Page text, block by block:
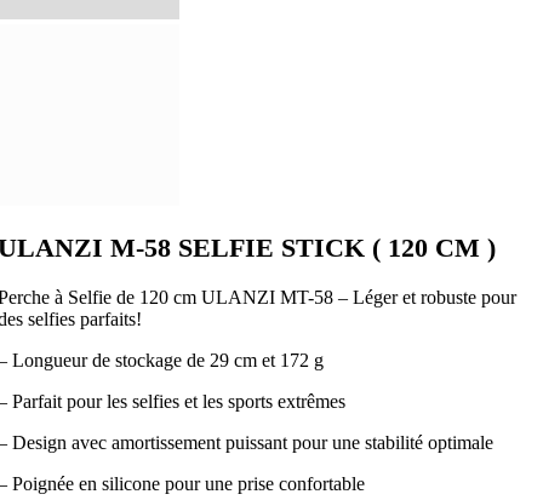
M-58 SELFIE STICK ( 120 CM )
à Selfie de 120 cm ULANZI MT-58 – Léger et robuste pour
selfies parfaits!
Longueur de stockage de 29 cm et 172 g
Parfait pour les selfies et les sports extrêmes
Design avec amortissement puissant pour une stabilité optimale
Poignée en silicone pour une prise confortable